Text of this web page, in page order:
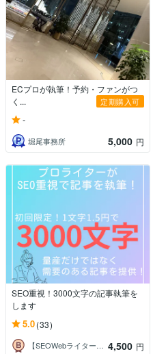
ECプロが執筆！予約・ファンがつ
く...
定期購入可
-
堀尾事務所 5,000 円
SEO重視！3000文字の記事執筆を
します
5.0(33)
【SEOWebライター】深愛―みお― 4,500 円